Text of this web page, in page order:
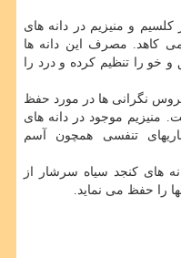
کلسیم و منیزیم در دانه های
کاهد. مصرف این دانه ها
را تنظیم کرده و درد را
نگرانی ها در مورد حفظ
منیزیم موجود در دانه های
تنفسی همچون آسم
های کنجد سیاه سرشار از
را حفظ می نماید.